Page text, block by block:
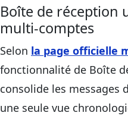
Boîte de réception
multi-comptes
Selon la page officielle
fonctionnalité de Boîte
consolide les messages
une seule vue